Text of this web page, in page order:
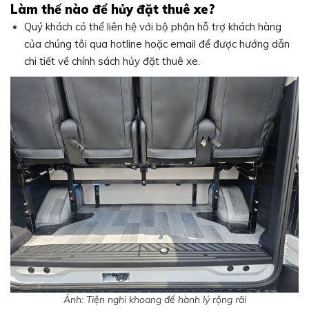
Làm thế nào để hủy đặt thuê xe?
Quý khách có thể liên hệ với bộ phận hỗ trợ khách hàng
của chúng tôi qua hotline hoặc email để được hướng dẫn
chi tiết về chính sách hủy đặt thuê xe.
Ảnh: Tiện nghi khoang để hành lý rộng rãi